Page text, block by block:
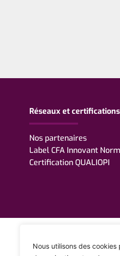
Nous utilisons des
Réseaux et certifications
Nos partenaires
Label CFA Innovant
Certification QUALIOPI